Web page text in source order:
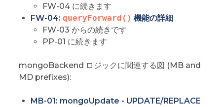
FW-04 に続きます
FW-04: queryForward() 機能の詳細
FW-03 からの続きです
PP-01 に続きます
mongoBackend ロジックに関連する図 (MB and
MD prefixes):
MB-01: mongoUpdate - UPDATE/REPLACE